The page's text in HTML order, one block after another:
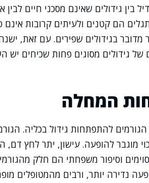
בין גידולים שאינם מסכני חיים לבין
הם קטנים ולעיתים קרובות אינם
מדובר בגידולים שפירים. עם זאת,
של גידולים מסוגים פחות שכיחים יש
המחלה
להתפתחות גידול בכליה.
מוגבר להופעה. עישון, יתר לחץ
וסיפור משפחתי הם חלק
נדירה יותר, ורבים מהמטופלים